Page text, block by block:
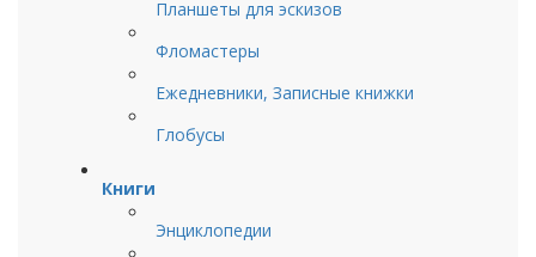
Планшеты для эскизов
Фломастеры
Ежедневники, Записные книжки
Глобусы
Книги
Энциклопедии